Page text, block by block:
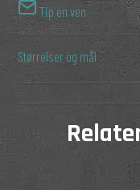
Tip en ven
Størrelser og mål